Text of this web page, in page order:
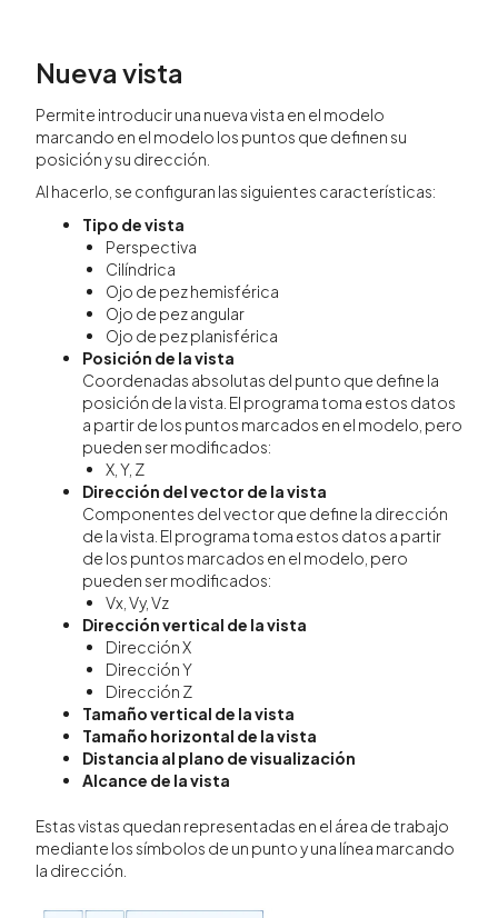
Nueva vista
Permite introducir una nueva vista en el modelo
marcando en el modelo los puntos que definen su
posición y su dirección.
Al hacerlo, se configuran las siguientes características:
Tipo de vista
Perspectiva
Cilíndrica
Ojo de pez hemisférica
Ojo de pez angular
Ojo de pez planisférica
Posición de la vista
Coordenadas absolutas del punto que define la
posición de la vista. El programa toma estos datos
a partir de los puntos marcados en el modelo, pero
pueden ser modificados:
X, Y, Z
Dirección del vector de la vista
Componentes del vector que define la dirección
de la vista. El programa toma estos datos a partir
de los puntos marcados en el modelo, pero
pueden ser modificados:
Vx, Vy, Vz
Dirección vertical de la vista
Dirección X
Dirección Y
Dirección Z
Tamaño vertical de la vista
Tamaño horizontal de la vista
Distancia al plano de visualización
Alcance de la vista
Estas vistas quedan representadas en el área de trabajo
mediante los símbolos de un punto y una línea marcando
la dirección.